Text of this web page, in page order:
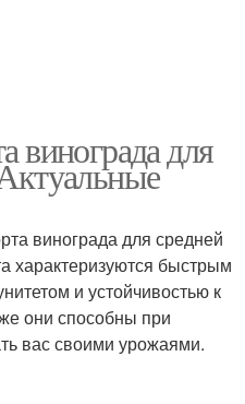
винограда для
винограда для средней
характеризуются быстрым
и устойчивостью к
они способны при
вас своими урожаями.